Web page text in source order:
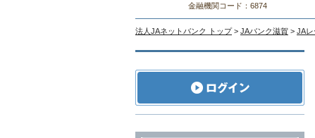
金融機関コード：6874
法人JAネットバンク トップ > JAバンク滋賀 > JAレ